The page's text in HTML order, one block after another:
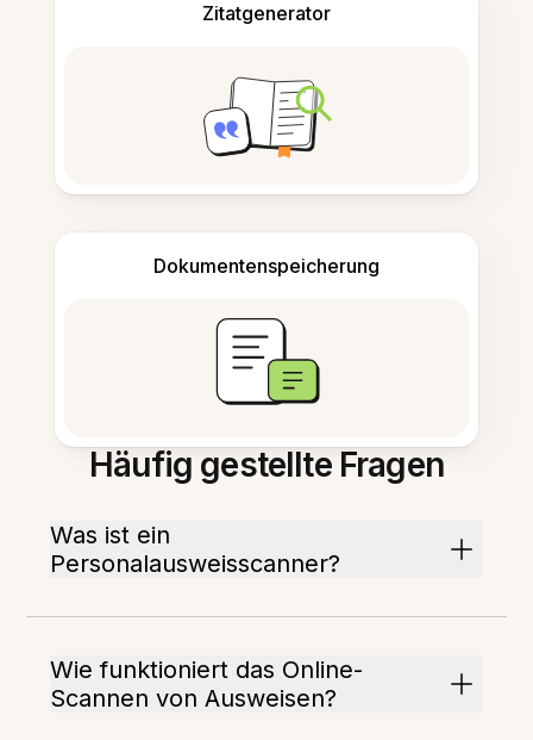
Zitatgenerator
Dokumentenspeicherung
Häufig gestellte Fragen
Was ist ein
Personalausweisscanner?
Wie funktioniert das Online-
Scannen von Ausweisen?